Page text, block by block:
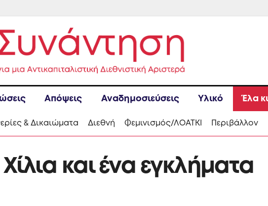
Απόψεις Αναδημοσιεύσεις Υλικό Έλα
& Δικαιώματα Διεθνή Φεμινισμός/ΛΟΑΤΚΙ Περιβάλλον
και ένα εγκλήματα